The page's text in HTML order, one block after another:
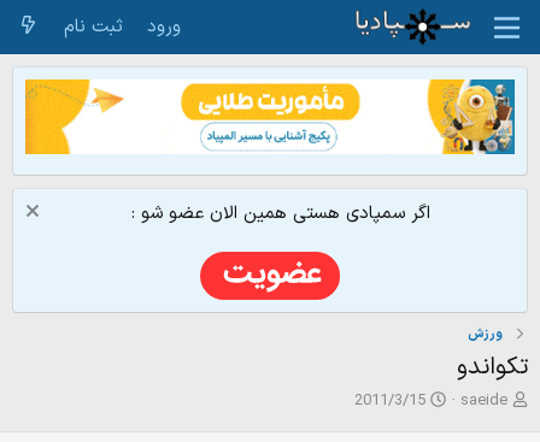
ورود ثبت نام
اگر سمپادی هستی همین الان عضو شو :
ورزش
تکواندو
ش
saeide
ت2011/3/15